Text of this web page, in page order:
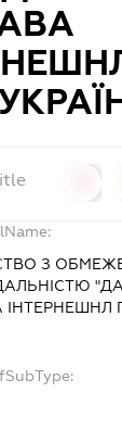
З
ІНТЕРНЕШНЛ